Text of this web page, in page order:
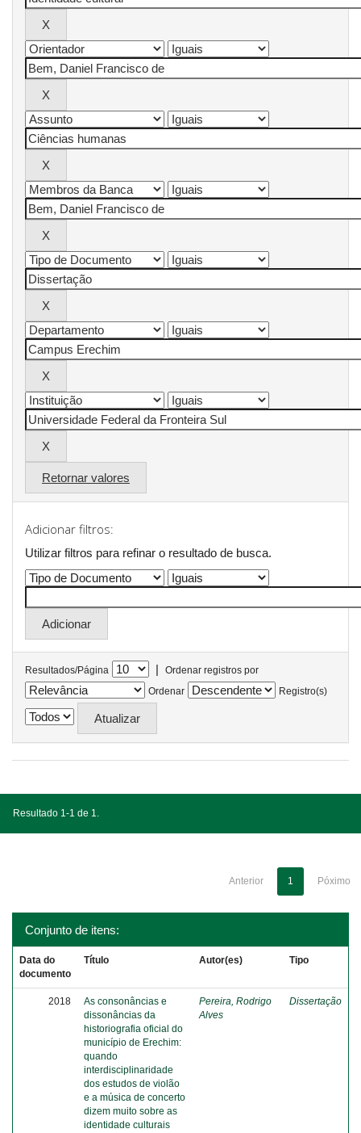
Retornar valores
Adicionar filtros:
Utilizar filtros para refinar o resultado de busca.
Resultados/Página |
Ordenar registros por
Ordenar
Registro(s)
Resultado 1-1 de 1.
Anterior 1 Póximo
Conjunto de itens:
Data do
documento
Título Autor(es) Tipo
2018
As consonâncias e
dissonâncias da
historiografia oficial do
município de Erechim:
quando
interdisciplinaridade
dos estudos de violão
e a música de concerto
dizem muito sobre as
identidade culturais
Pereira, Rodrigo
Alves
Dissertação